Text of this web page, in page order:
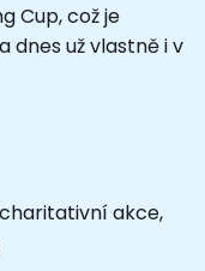
Cup, což je
dnes už vlastně i v
akce,